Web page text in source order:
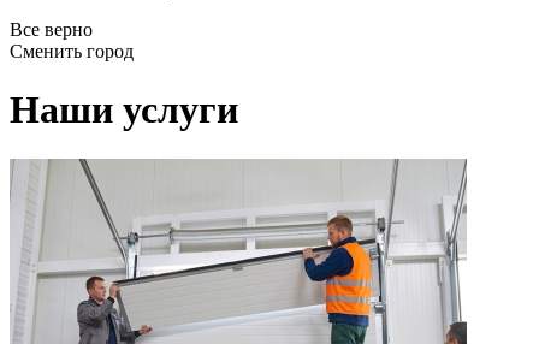
Все верно
Сменить город
Наши услуги